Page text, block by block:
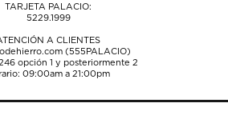
TARJETA PALACIO:
5229.1999
A CLIENTES
(555PALACIO)
opción 1 y posteriormente 2
09:00am a 21:00pm